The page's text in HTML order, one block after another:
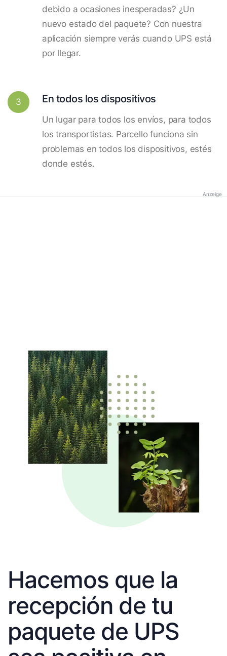
debido a ocasiones inesperadas? ¿Un
nuevo estado del paquete? Con nuestra
aplicación siempre verás cuando UPS está
por llegar.
3 En todos los dispositivos
Un lugar para todos los envíos, para todos
los transportistas. Parcello funciona sin
problemas en todos los dispositivos, estés
donde estés.
Anzeige
Hacemos que la
recepción de tu
paquete de UPS